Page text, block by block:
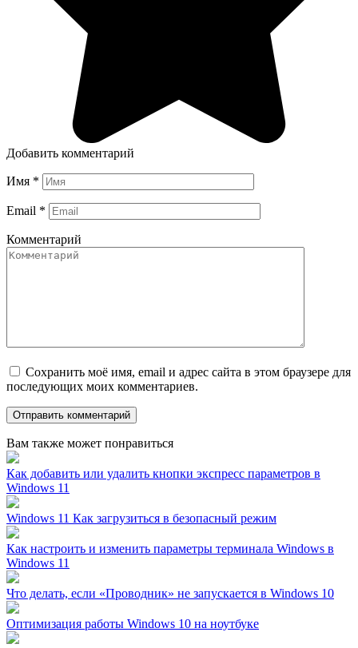
Добавить комментарий
Имя *
Email *
Комментарий
Сохранить моё имя, email и адрес сайта в этом браузере для
последующих моих комментариев.
Вам также может понравиться
Как добавить или удалить кнопки экспресс параметров в
Windows 11
Windows 11 Как загрузиться в безопасный режим
Как настроить и изменить параметры терминала Windows в
Windows 11
Что делать, если «Проводник» не запускается в Windows 10
Оптимизация работы Windows 10 на ноутбуке